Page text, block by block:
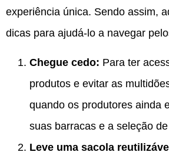
experiência única. Sendo assim,
dicas para ajudá-lo a navegar
Chegue cedo: Para ter
produtos e evitar as
quando os produtores ainda
suas barracas e a seleção
Leve uma sacola